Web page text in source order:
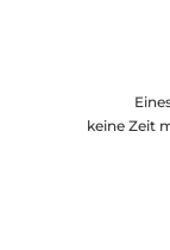
keine Zeit